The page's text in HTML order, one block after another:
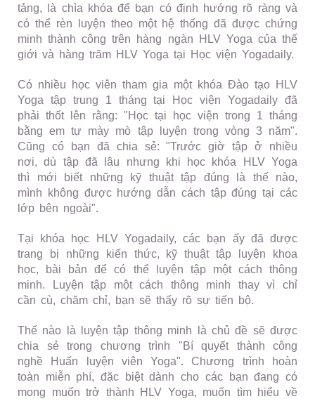
tảng, là chìa khóa để bạn có định hướng rõ ràng và
có thể rèn luyện theo một hệ thống đã được chứng
minh thành công trên hàng ngàn HLV Yoga của thế
giới và hàng trăm HLV Yoga tại Học viện Yogadaily.
Có nhiều học viên tham gia một khóa Đào tạo HLV
Yoga tập trung 1 tháng tại Học viện Yogadaily đã
phải thốt lên rằng: "Học tại học viện trong 1 tháng
bằng em tự mày mò tập luyện trong vòng 3 năm".
Cũng có bạn đã chia sẻ: "Trước giờ tập ở nhiều
nơi, dù tập đã lâu nhưng khi học khóa HLV Yoga
thì mới biết những kỹ thuật tập đúng là thế nào,
mình không được hướng dẫn cách tập đúng tại các
lớp bên ngoài".
Tại khóa học HLV Yogadaily, các bạn ấy đã được
trang bị những kiến thức, kỹ thuật tập luyện khoa
học, bài bản để có thể luyện tập một cách thông
minh. Luyện tập một cách thông minh thay vì chỉ
cần cù, chăm chỉ, bạn sẽ thấy rõ sự tiến bộ.
Thế nào là luyện tập thông minh là chủ đề sẽ được
chia sẻ trong chương trình "Bí quyết thành công
nghề Huấn luyện viên Yoga". Chương trình hoàn
toàn miễn phí, đặc biệt dành cho các bạn đang có
mong muốn trở thành HLV Yoga, muốn tìm hiểu về